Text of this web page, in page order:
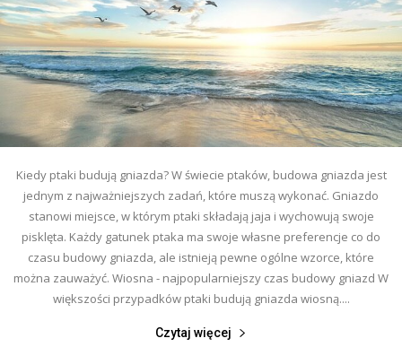
Kiedy ptaki budują gniazda? W świecie ptaków, budowa gniazda jest
jednym z najważniejszych zadań, które muszą wykonać. Gniazdo
stanowi miejsce, w którym ptaki składają jaja i wychowują swoje
pisklęta. Każdy gatunek ptaka ma swoje własne preferencje co do
czasu budowy gniazda, ale istnieją pewne ogólne wzorce, które
można zauważyć. Wiosna - najpopularniejszy czas budowy gniazd W
większości przypadków ptaki budują gniazda wiosną....
Czytaj więcej